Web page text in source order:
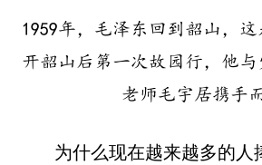
1959年，毛泽东回到韶山，这
开韶山后第一次故园行，他
老师毛宇居携手
为什么现在越来越多的人